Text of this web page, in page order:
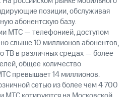
позиции, обслуживая
абонентскую базу.
МТС — телефонией, доступом
свыше 10 миллионов абонентов,
ТВ в различных средах — более
общее количество
превышает 14 миллионов.
сетью из более чем 4 700